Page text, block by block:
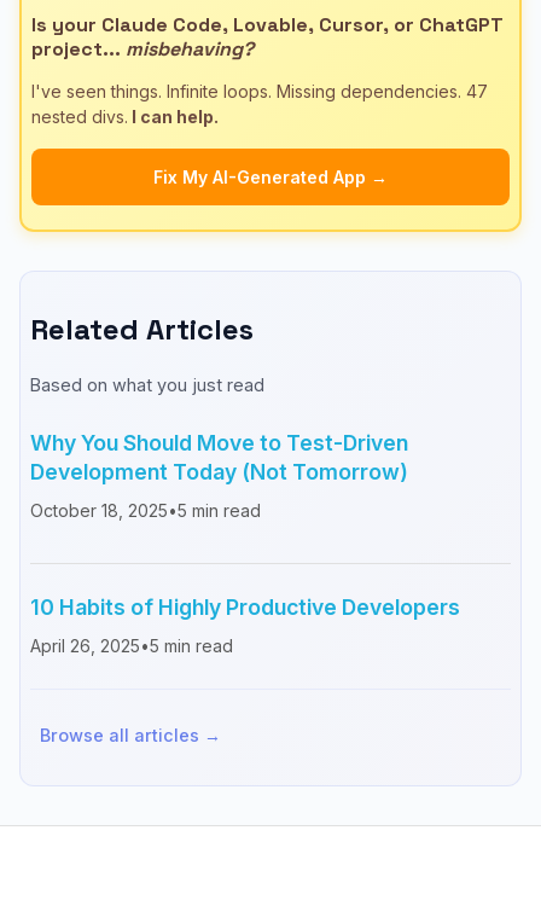
Is your Claude Code, Lovable, Cursor, or ChatGPT
project... misbehaving?
I've seen things. Infinite loops. Missing dependencies. 47
nested divs. I can help.
Fix My AI-Generated App →
Related Articles
Based on what you just read
Why You Should Move to Test-Driven
Development Today (Not Tomorrow)
October 18, 2025•5 min read
10 Habits of Highly Productive Developers
April 26, 2025•5 min read
Browse all articles →